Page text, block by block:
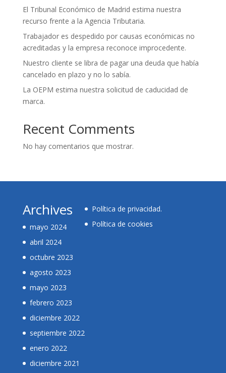
El Tribunal Económico de Madrid estima nuestra
recurso frente a la Agencia Tributaria.
Trabajador es despedido por causas económicas no
acreditadas y la empresa reconoce improcedente.
Nuestro cliente se libra de pagar una deuda que había
cancelado en plazo y no lo sabía.
La OEPM estima nuestra solicitud de caducidad de
marca.
Recent Comments
No hay comentarios que mostrar.
Archives
mayo 2024
abril 2024
octubre 2023
agosto 2023
mayo 2023
febrero 2023
diciembre 2022
septiembre 2022
enero 2022
diciembre 2021
Política de privacidad.
Política de cookies